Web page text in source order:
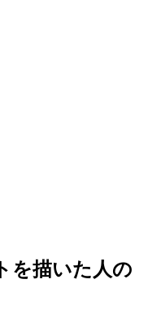
を描いた人の